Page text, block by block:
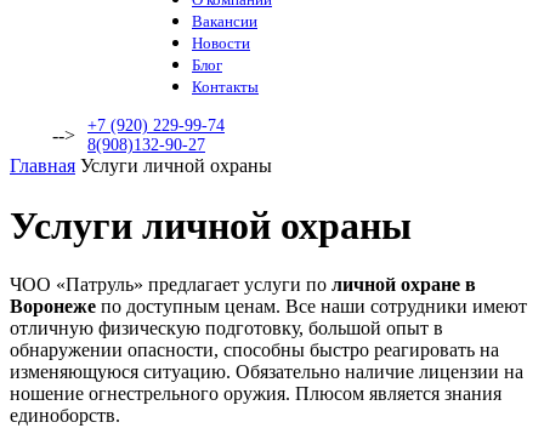
Вакансии
Новости
Блог
Контакты
-->
+7 (920) 229-99-74
8(908)132-90-27
Главная Услуги личной охраны
Услуги личной охраны
ЧОО «Патруль» предлагает услуги по личной охране в
Воронеже по доступным ценам. Все наши сотрудники имеют
отличную физическую подготовку, большой опыт в
обнаружении опасности, способны быстро реагировать на
изменяющуюся ситуацию. Обязательно наличие лицензии на
ношение огнестрельного оружия. Плюсом является знания
единоборств.